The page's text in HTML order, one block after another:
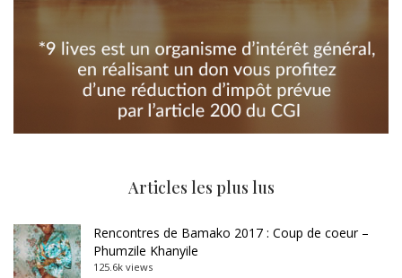
Articles les plus lus
Rencontres de Bamako 2017 : Coup de coeur –
Phumzile Khanyile
125.6k views